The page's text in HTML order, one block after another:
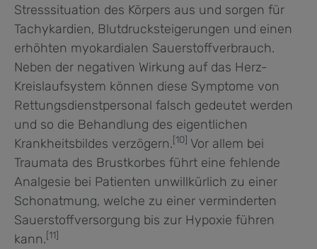
Stresssituation des Körpers aus und sorgen für
Tachykardien, Blutdrucksteigerungen und einen
erhöhten myokardialen Sauerstoffverbrauch.
Neben der negativen Wirkung auf das Herz-
Kreislaufsystem können diese Symptome von
Rettungsdienstpersonal falsch gedeutet werden
und so die Behandlung des eigentlichen
Krankheitsbildes verzögern.[10] Vor allem bei
Traumata des Brustkorbes führt eine fehlende
Analgesie bei Patienten unwillkürlich zu einer
Schonatmung, welche zu einer verminderten
Sauerstoffversorgung bis zur Hypoxie führen
kann.[11]